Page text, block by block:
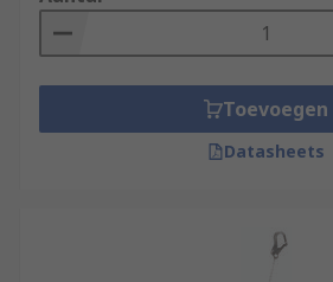
Toevoegen
Datasheets